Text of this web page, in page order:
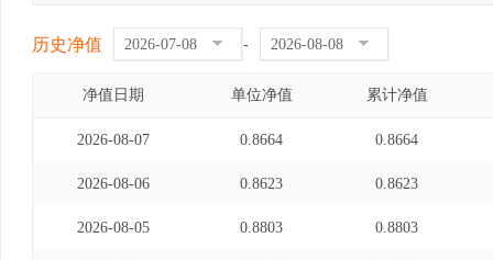
历史净值 -
净值日期 单位净值 累计净值
2026-08-07 0.8664 0.8664
2026-08-06 0.8623 0.8623
2026-08-05 0.8803 0.8803